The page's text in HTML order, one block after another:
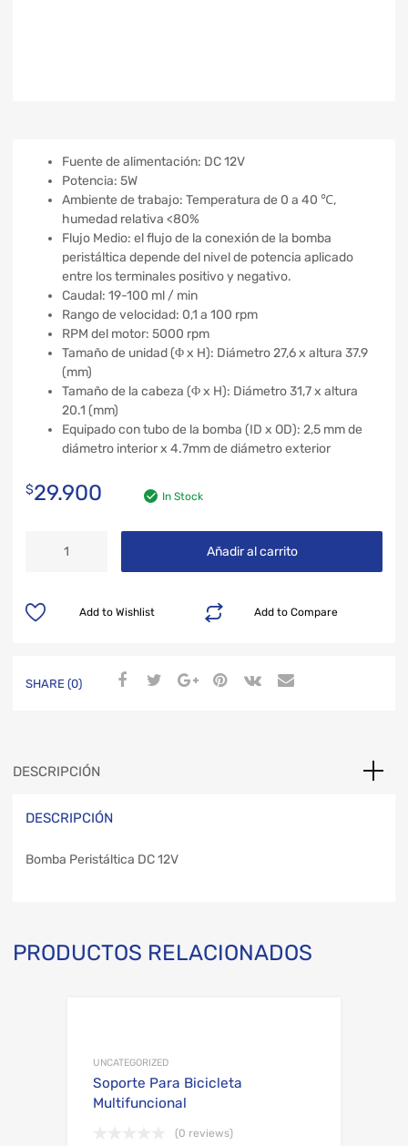
Fuente de alimentación: DC 12V
Potencia: 5W
Ambiente de trabajo: Temperatura de 0 a 40 ℃,
humedad relativa <80%
Flujo Medio: el flujo de la conexión de la bomba
peristáltica depende del nivel de potencia aplicado
entre los terminales positivo y negativo.
Caudal: 19-100 ml / min
Rango de velocidad: 0,1 a 100 rpm
RPM del motor: 5000 rpm
Tamaño de unidad (Φ x H): Diámetro 27,6 x altura 37.9
(mm)
Tamaño de la cabeza (Φ x H): Diámetro 31,7 x altura
20.1 (mm)
Equipado con tubo de la bomba (ID x OD): 2,5 mm de
diámetro interior x 4.7mm de diámetro exterior
$29.900 In Stock
Añadir al carrito
Add to Compare
Add to Wishlist
SHARE (0)
DESCRIPCIÓN
DESCRIPCIÓN
Bomba Peristáltica DC 12V
PRODUCTOS RELACIONADOS
UNCATEGORIZED
Soporte Para Bicicleta
Multifuncional
(0 reviews)